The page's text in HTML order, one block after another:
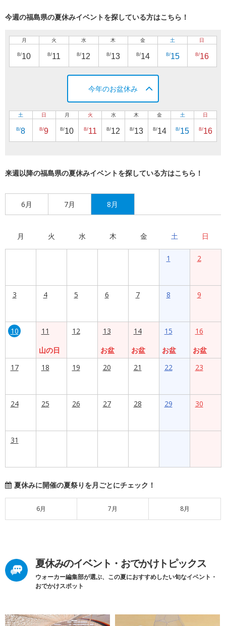
今週の福島県の夏休みイベントを探している方はこちら！
月
8/10
火
8/11
水
8/12
木
8/13
金
8/14
土
8/15
日
8/16
今年のお盆休み
土
8/8
日
8/9
月
8/10
火
8/11
水
8/12
木
8/13
金
8/14
土
8/15
日
8/16
来週以降の福島県の夏休みイベントを探している方はこちら！
6月 7月 8月
月 火 水 木 金 土 日
1 2
3 4 5 6 7 8 9
10
11
山の日
12
13
お盆
14
お盆
15
お盆
16
お盆
17
18 19 20 21 22 23
24 25 26 27 28 29 30
31
夏休みに開催の夏祭りを月ごとにチェック！
6月 7月 8月
夏休みのイベント・おでかけトピックス
ウォーカー編集部が選ぶ、この夏におすすめしたい旬なイベント・
おでかけスポット